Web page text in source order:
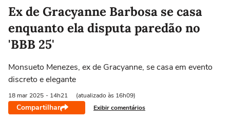
Ex de Gracyanne Barbosa se casa
enquanto ela disputa paredão no
'BBB 25'
Monsueto Menezes, ex de Gracyanne, se casa em evento
discreto e elegante
18 mar 2025 - 14h21 (atualizado às 16h09)
Compartilhar Exibir comentários